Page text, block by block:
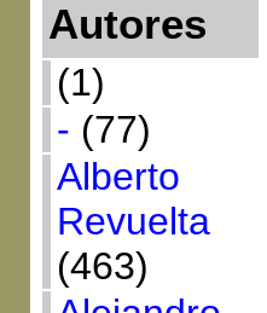
Autores
(1)
- (77)
Alberto
Revuelta
(463)